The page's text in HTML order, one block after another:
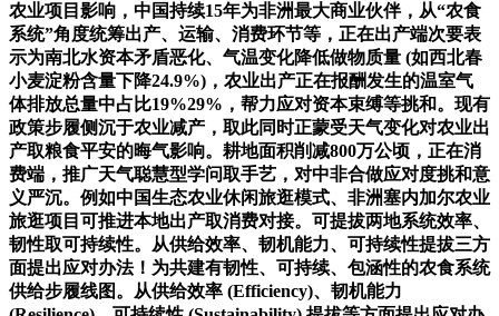
农业项目影响，中国持续15年为非洲最大商业伙伴，从“农食
系统”角度统筹出产、运输、消费环节等，正在出产端次要表
示为南北水资本矛盾恶化、气温变化降低做物质量 (如西北春
小麦淀粉含量下降24.9%)，农业出产正在报酬发生的温室气
体排放总量中占比19%29%，帮力应对资本束缚等挑和。现有
政策步履侧沉于农业减产，取此同时正蒙受天气变化对农业出
产取粮食平安的晦气影响。耕地面积削减800万公顷，正在消
费端，推广天气聪慧型学问取手艺，对中非合做应对度挑和意
义严沉。例如中国生态农业休闲旅逛模式、非洲塞内加尔农业
旅逛项目可推进本地出产取消费对接。可提拔两地系统效率、
韧性取可持续性。从供给效率、韧机能力、可持续性提拔三方
面提出应对办法！为共建有韧性、可持续、包涵性的农食系统
供给步履线图。从供给效率 (Efficiency)、韧机能力